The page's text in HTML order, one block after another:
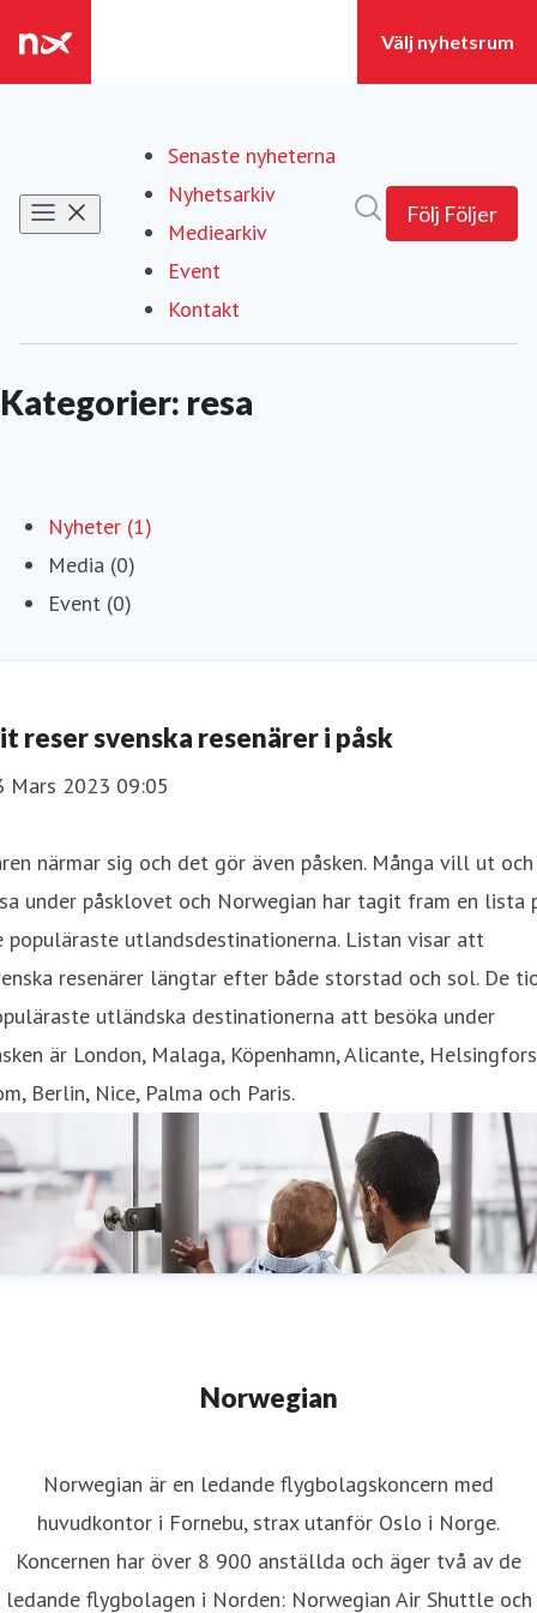
Senaste nyheterna
Nyhetsarkiv
Mediearkiv
Event
Kontakt
Följ Följer
Kategorier: resa
Nyheter (1)
Media (0)
Event (0)
reser svenska resenärer i påsk
Mars 2023 09:05
närmar sig och det gör även påsken. Många vill ut och
under påsklovet och Norwegian har tagit fram en lista
populäraste utlandsdestinationerna. Listan visar att
resenärer längtar efter både storstad och sol. De
utländska destinationerna att besöka under
är London, Malaga, Köpenhamn, Alicante, Helsingfors
Berlin, Nice, Palma och Paris.
Norwegian
Norwegian är en ledande flygbolagskoncern med
huvudkontor i Fornebu, strax utanför Oslo i Norge.
Koncernen har över 8 900 anställda och äger två av de
ledande flygbolagen i Norden: Norwegian Air Shuttle och